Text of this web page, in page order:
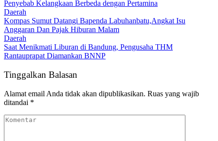
Penyebab Kelangkaan Berbeda dengan Pertamina
Daerah
Kompas Sumut Datangi Bapenda Labuhanbatu,Angkat Isu
Anggaran Dan Pajak Hiburan Malam
Daerah
Saat Menikmati Liburan di Bandung, Pengusaha THM
Rantauprapat Diamankan BNNP
Tinggalkan Balasan
Alamat email Anda tidak akan dipublikasikan. Ruas yang wajib
ditandai *